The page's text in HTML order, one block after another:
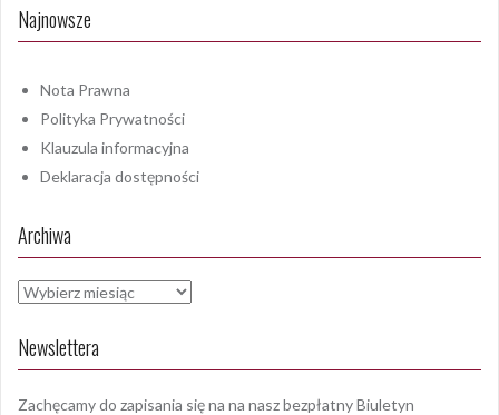
Najnowsze
Nota Prawna
Polityka Prywatności
Klauzula informacyjna
Deklaracja dostępności
Archiwa
Archiwa
Newslettera
Zachęcamy do zapisania się na na nasz bezpłatny Biuletyn